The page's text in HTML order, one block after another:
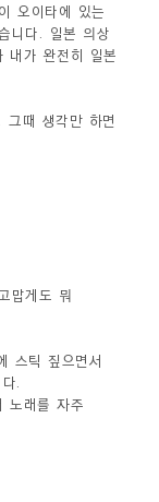
오이타에 있는
니다. 일본 의상
내가 완전히 일본
그때 생각만 하면
맙게도 뭐
스틱 짚으면서
.
노래를 자주